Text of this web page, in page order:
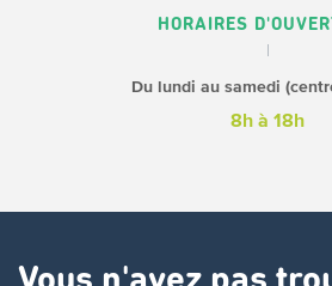
HORAIRES
Du lundi au samedi
8h à 18h